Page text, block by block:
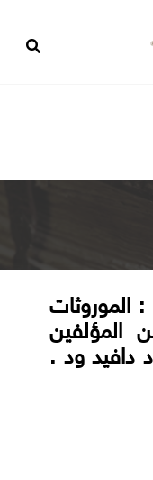
الموروثات
ود .